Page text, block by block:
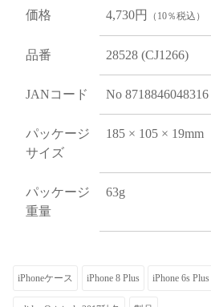
価格 4,730円 （10％税込）
品番 28528 (CJ1266)
JANコード No 8718846048316
パッケージ
サイズ
185 × 105 × 19mm
パッケージ
重量
63g
iPhoneケース iPhone 8 Plus iPhone 6s Plus